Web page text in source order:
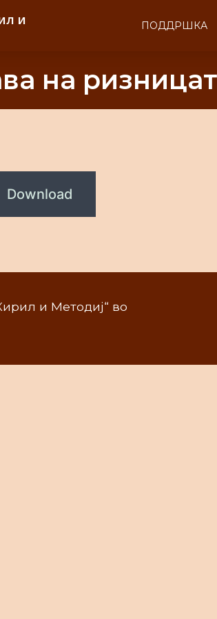
и ПОДДРШКА
на
Download
и Методиј“ во